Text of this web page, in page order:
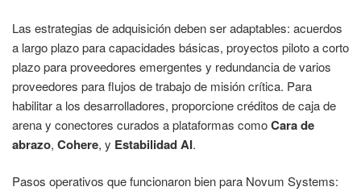
Las estrategias de adquisición deben ser adaptables: acuerdos
a largo plazo para capacidades básicas, proyectos piloto a corto
plazo para proveedores emergentes y redundancia de varios
proveedores para flujos de trabajo de misión crítica. Para
habilitar a los desarrolladores, proporcione créditos de caja de
arena y conectores curados a plataformas comoCara de
abrazo, Cohere, y Estabilidad AI.
Pasos operativos que funcionaron bien para Novum Systems: